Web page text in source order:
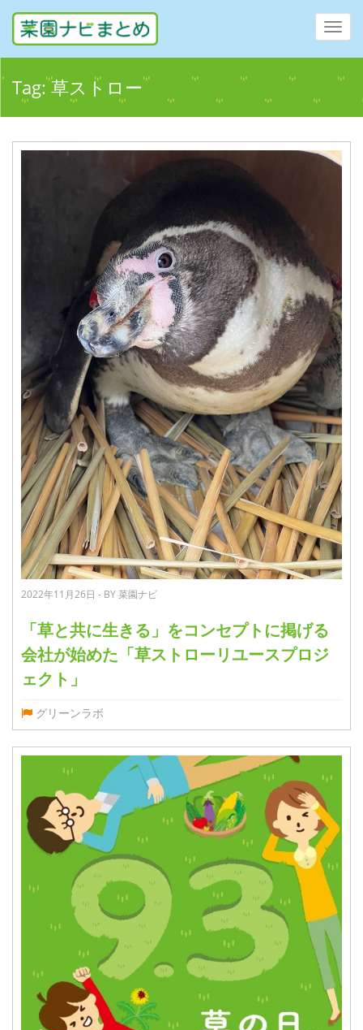
Tag:草ストロー
2022年11月26日 - BY 菜園ナビ
「草と共に生きる」をコンセプトに掲げる
会社が始めた「草ストローリユースプロジ
ェクト」
グリーンラボ